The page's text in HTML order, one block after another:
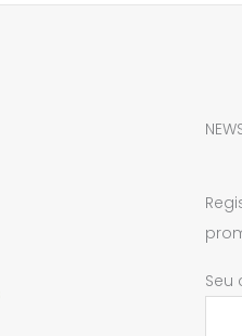
Seu